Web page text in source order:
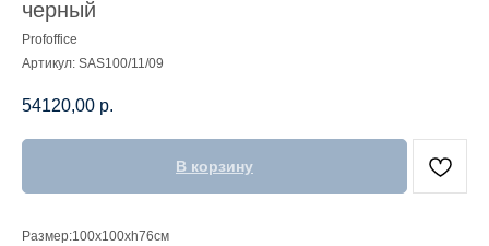
черный
Profoffice
Артикул: SAS100/11/09
54120,00 р.
В корзину
Размер:100x100xh76см